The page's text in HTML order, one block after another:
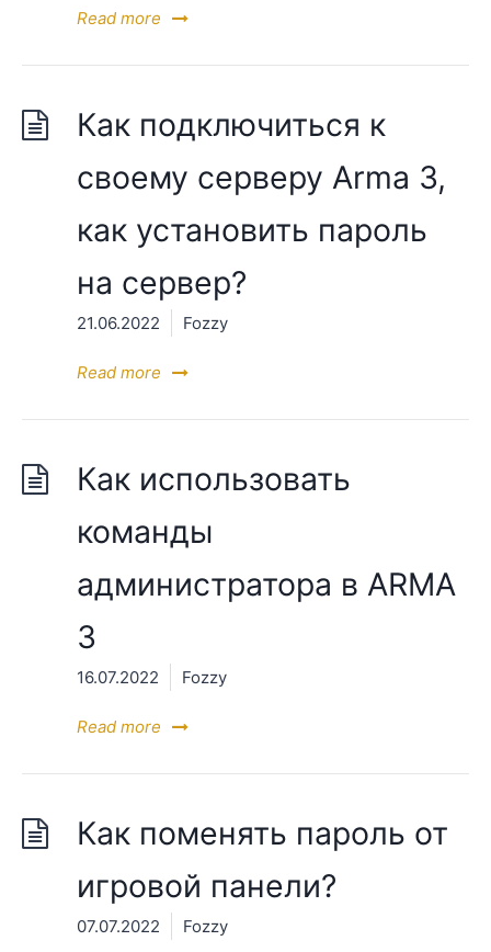
Read more
Как подключиться к
своему серверу Arma 3,
как установить пароль
на сервер?
21.06.2022 Fozzy
Read more
Как использовать
команды
администратора в ARMA
3
16.07.2022 Fozzy
Read more
Как поменять пароль от
игровой панели?
07.07.2022 Fozzy